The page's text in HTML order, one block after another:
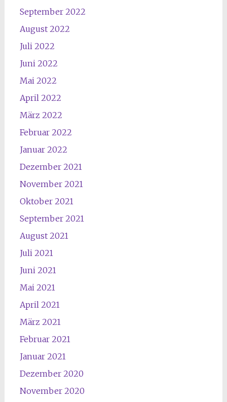
September 2022
August 2022
Juli 2022
Juni 2022
Mai 2022
April 2022
März 2022
Februar 2022
Januar 2022
Dezember 2021
November 2021
Oktober 2021
September 2021
August 2021
Juli 2021
Juni 2021
Mai 2021
April 2021
März 2021
Februar 2021
Januar 2021
Dezember 2020
November 2020